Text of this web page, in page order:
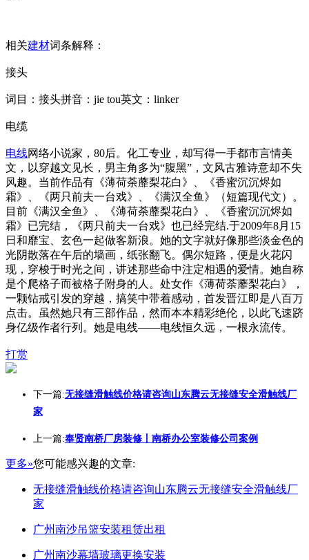
相关建材词条解释：
接头
词目：接头拼音：jie tou英文：linker
电缆
电线网络小说家，80后。化工专业，却写得一手都市言情美
文，以穿越文见长，男主角多为“腹黑”，文风古雅诗意却不失
风趣。当前作品有《薄荷荼蘼梨花白》、《香蜜沉沉烬如
霜》、《两只前夫一台戏》、《满汉全鱼》（短篇现代文）。
目前《满汉全鱼》、《薄荷荼蘼梨花白》、《香蜜沉沉烬如
霜》已完结，《两只前夫一台戏》也已经完结.于2009年8月15
日和靡宝、玄色一起做客新浪。她的文字就好像那些淡金色的
光阴散落在午后的墙画，纸张翻飞。偶尔短路，便是火花闪
现，穿梭于时光之间，讲述那些命中注定相遇的爱情。她自称
是个爬格子而被格子附身的人。处女作《薄荷荼蘼梨花白》，
一颗钻戒引发的穿越，搞笑中带着感动，首发晋江即是八百万
点击。虽然她只有三部作品，然而本本精彩绝伦，以此飞速跻
身亿级作者行列。她是电线——电线恒久远，一根永流传。
打赏
下一篇:无接缝滑触线价格请咨询山东腾云无接缝安全滑触线厂
家
上一篇:奉贤南桥厂房装修丨南桥办公室装修公司案例
更多»您可能感兴趣的文章:
无接缝滑触线价格请咨询山东腾云无接缝安全滑触线厂
家
广州南沙吊篮安装租赁出租
广州南沙幕墙玻璃更换安装